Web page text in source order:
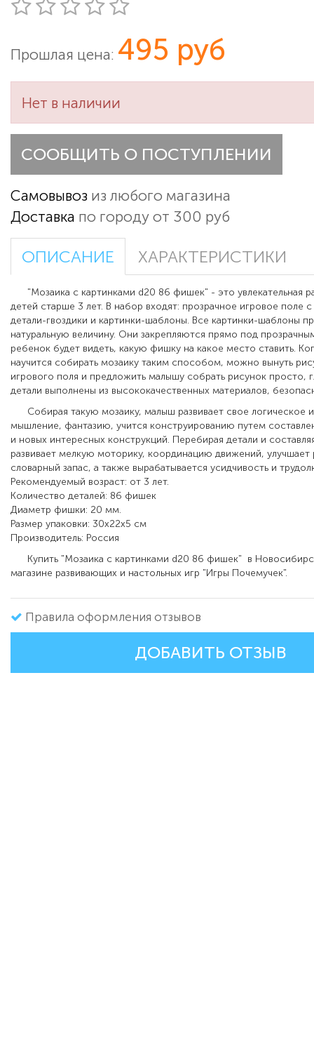
Прошлая цена: 495 руб
Нет в наличии
СООБЩИТЬ О ПОСТУПЛЕНИИ
Самовывоз из любого магазина
Доставка по городу от 300 руб
ОПИСАНИЕ ХАРАКТЕРИСТИКИ
"Мозаика с картинками d20 86 фишек" - это увлекательная
детей старше 3 лет. В набор входят: прозрачное игровое поле
детали-гвоздики и картинки-шаблоны. Все картинки-шаблоны
натуральную величину. Они закрепляются прямо под
ребенок будет видеть, какую фишку на какое место ставить.
научится собирать мозаику таким способом, можно вынуть
игрового поля и предложить малышу собрать рисунок просто,
детали выполнены из высококачественных материалов,
Собирая такую мозаику, малыш развивает свое логическое
мышление, фантазию, учится конструированию путем
и новых интересных конструкций. Перебирая детали и
развивает мелкую моторику, координацию движений, улучшает
словарный запас, а также вырабатывается усидчивость и
Рекомендуемый возраст: от 3 лет.
Количество деталей: 86 фишек
Диаметр фишки: 20 мм.
Размер упаковки: 30х22х5 см
Производитель: Россия
Купить "Мозаика с картинками d20 86 фишек" в
магазине развивающих и настольных игр "Игры Почемучек".
Правила оформления отзывов
ДОБАВИТЬ ОТЗЫВ